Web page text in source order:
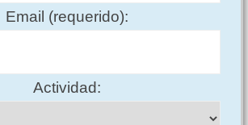
Email (requerido):
Actividad: